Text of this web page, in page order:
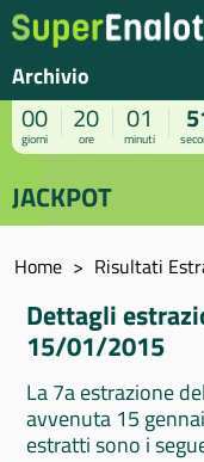
Archivio
00
giorni
20
ore
01
minuti
JACKPOT
Home Risultati
Dettagli
15/01/2015
La 7a estrazione
avvenuta 15
estratti sono i